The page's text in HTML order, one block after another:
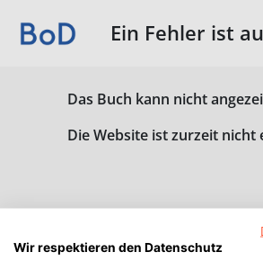
Ein Fehler ist
Das Buch kann nicht
Die Website ist zurzeit nicht
Wir respektieren den Datenschutz